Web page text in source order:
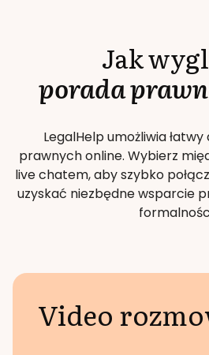
Jak
porada
LegalHelp umożliwia
prawnych online. Wybierz
live chatem, aby szybko
uzyskać niezbędne wsparcie
Video